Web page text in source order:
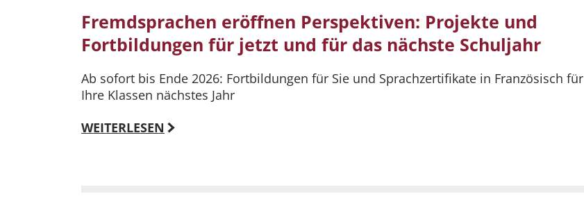
Fremdsprachen eröffnen Perspektiven: Projekte und
Fortbildungen für jetzt und für das nächste Schuljahr
Ab sofort bis Ende 2026: Fortbildungen für Sie und Sprachzertifikate in Französisch für
Ihre Klassen nächstes Jahr
WEITERLESEN